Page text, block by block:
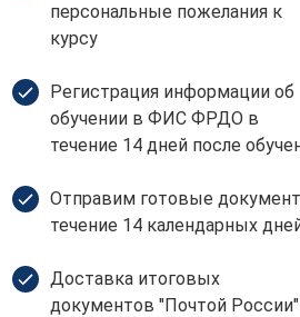
персональные пожелания к
курсу
Регистрация информации об
обучении в ФИС ФРДО в
течение 14 дней после
Отправим готовые
течение 14 календарных
Доставка итоговых
документов "Почтой